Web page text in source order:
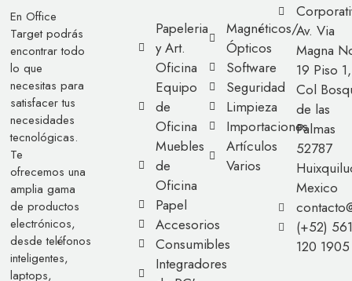
En Office
Target podrás
encontrar todo
lo que
necesitas para
satisfacer tus
necesidades
tecnológicas.
Te
ofrecemos una
amplia gama
de productos
electrónicos,
desde teléfonos
inteligentes,
laptops,
Papeleria
y Art.
Oficina
Equipo
de
Oficina
Muebles
de
Oficina
Papel
Accesorios
Consumibles
Integradores
Magnéticos/
Ópticos
Software
Seguridad
Limpieza
Importaciones
Artículos
Varios
Av. Via
Magna
19 Piso 1,
Col
de las
Palmas
52787
Mexico
(+52) 561
120 1905